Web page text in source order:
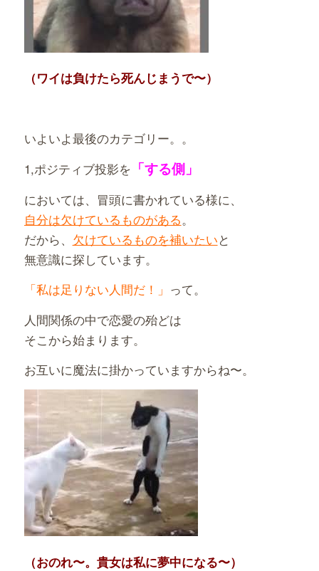
（ワイは負けたら死んじまうで〜）
いよいよ最後のカテゴリー。。
1,ポジティブ投影を 「する側」
においては、冒頭に書かれている様に、
自分は欠けているものがある。
だから、 欠けているものを補いたいと
無意識に探しています。
「私は足りない人間だ！」 って。
人間関係の中で恋愛の殆どは
そこから始まります。
お互いに魔法に掛かっていますからね〜。
（おのれ〜。貴女は私に夢中になる〜）